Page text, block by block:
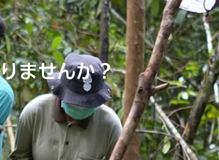
ませんか？